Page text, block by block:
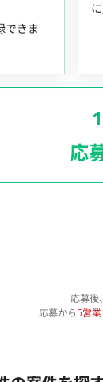
できま
応
応募後
応募から5営